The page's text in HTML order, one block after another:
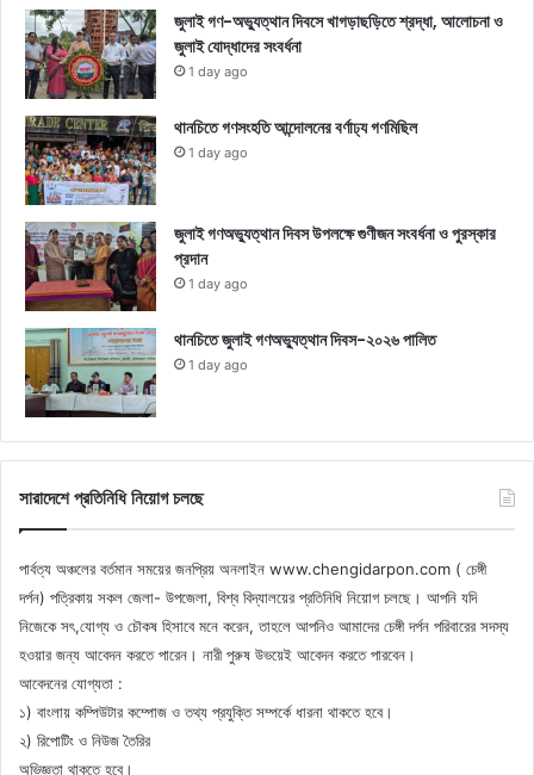
জুলাই গণ-অভ্যুত্থান দিবসে খাগড়াছড়িতে শ্রদ্ধা, আলোচনা ও
জুলাই যোদ্ধাদের সংবর্ধনা
1 day ago
থানচিতে গণসংহতি আন্দোলনের বর্ণাঢ্য গণমিছিল
1 day ago
জুলাই গণঅভ্যুত্থান দিবস উপলক্ষে গুণীজন সংবর্ধনা ও পুরস্কার
প্রদান
1 day ago
থানচিতে জুলাই গণঅভ্যুত্থান দিবস-২০২৬ পালিত
1 day ago
সারাদেশে প্রতিনিধি নিয়োগ চলছে
পার্বত্য অঞ্চলের বর্তমান সময়ের জনপ্রিয় অনলাইন www.chengidarpon.com ( চেঙ্গী
দর্পন) পত্রিকায় সকল জেলা- উপজেলা, বিশ্ব বিদ্যালয়ের প্রতিনিধি নিয়োগ চলছে। আপনি যদি
নিজেকে সৎ,যোগ্য ও চৌকষ হিসাবে মনে করেন, তাহলে আপনিও আমাদের চেঙ্গী দর্পন পরিবারের সদস্য
হওয়ার জন্য আবেদন করতে পারেন। নারী পুরুষ উভয়েই আবেদন করতে পারবেন।
আবেদনের যোগ্যতা :
১) বাংলায় কম্পিউটার কম্পোজ ও তথ্য প্রযুক্তি সম্পর্কে ধারনা থাকতে হবে।
২) রিপোটিং ও নিউজ তৈরির
অভিজ্ঞতা থাকতে হবে।